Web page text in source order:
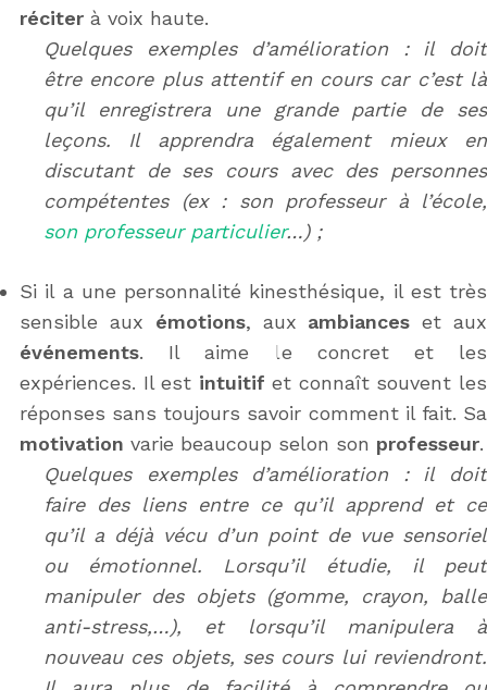
réciter à voix haute.
Quelques exemples d’amélioration : il doit
être encore plus attentif en cours car c’est là
qu’il enregistrera une grande partie de ses
leçons. Il apprendra également mieux en
discutant de ses cours avec des personnes
compétentes (ex : son professeur à l’école,
son professeur particulier…) ;
Si il a une personnalité kinesthésique, ilest très
sensible aux émotions, aux ambiances et aux
événements. Il aime le concret et les
expériences. Il est intuitif et connaît souvent les
réponses sans toujours savoir comment il fait. Sa
motivation varie beaucoup selon son professeur.
Quelques exemples d’amélioration : il doit
fairedes liens entre ce qu’il apprend et ce
qu’il a déjà vécu d’un point de vue sensoriel
ou émotionnel. Lorsqu’il étudie, il peut
manipuler des objets (gomme, crayon, balle
anti-stress,…), et lorsqu’il manipulera à
nouveau ces objets, ses cours lui reviendront.